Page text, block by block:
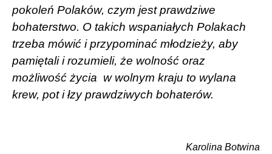
pokoleń Polaków, czym jest prawdziwe
bohaterstwo. O takich wspaniałych Polakach
trzeba mówić i przypominać młodzieży, aby
pamiętali i rozumieli, że wolność oraz
możliwość życia w wolnym kraju to wylana
krew, pot i łzy prawdziwych bohaterów.
Karolina Botwina